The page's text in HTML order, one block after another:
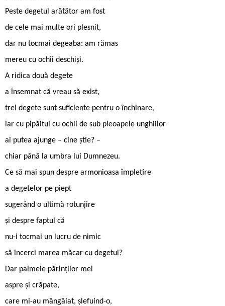
Peste degetul arătător am fost
de cele mai multe ori plesnit,
dar nu tocmai degeaba: am rămas
mereu cu ochii deschiși.
A ridica două degete
a însemnat că vreau să exist,
trei degete sunt suficiente pentru o închinare,
iar cu pipăitul cu ochii de sub pleoapele unghiilor
ai putea ajunge – cine știe? –
chiar până la umbra lui Dumnezeu.
Ce să mai spun despre armonioasa împletire
a degetelor pe piept
sugerând o ultimă rotunjire
și despre faptul că
nu-i tocmai un lucru de nimic
să încerci marea măcar cu degetul?
Dar palmele părinţilor mei
aspre și crăpate,
care mi-au mângâiat, șlefuind-o,